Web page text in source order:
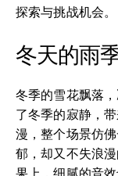
探索与挑战机会。
冬天的雨
冬季的雪花飘落
了冬季的寂静，
漫，整个场景仿
郁，却又不失浪
果上，细腻的音